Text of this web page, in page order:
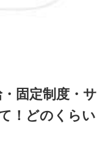
固定制度・サ
！どのくらい